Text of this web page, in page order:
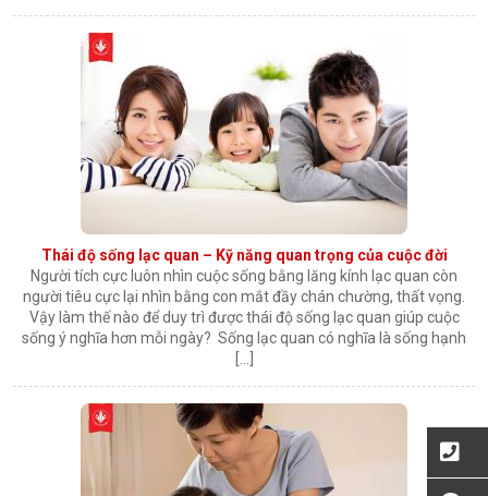
Thái độ sống lạc quan – Kỹ năng quan trọng của cuộc đời
Người tích cực luôn nhìn cuộc sống bằng lăng kính lạc quan còn
người tiêu cực lại nhìn bằng con mắt đầy chán chường, thất vọng.
Vậy làm thế nào để duy trì được thái độ sống lạc quan giúp cuộc
sống ý nghĩa hơn mỗi ngày? Sống lạc quan có nghĩa là sống hạnh
[…]